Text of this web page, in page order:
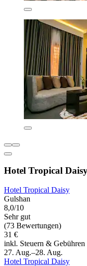
Hotel Tropical
Hotel Tropical Daisy
Gulshan
8,0/10
Sehr gut
(73 Bewertungen)
31 €
inkl. Steuern & Gebühren
27. Aug.–28. Aug.
Hotel Tropical Daisy